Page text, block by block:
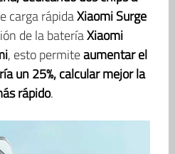
carga rápidaXiaomi Surge
de la bateríaXiaomi
, esto permiteaumentar el
un 25%, calcular mejor la
rápido.